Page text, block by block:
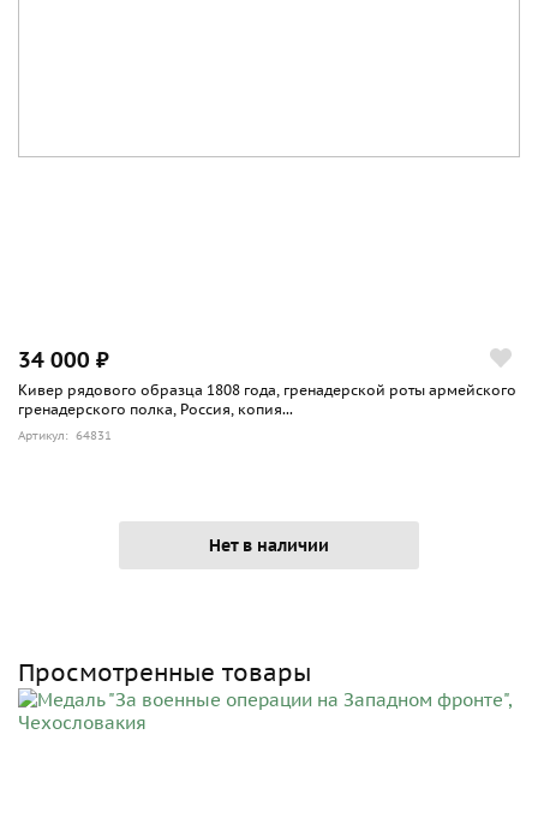
34 000 ₽
Кивер рядового образца 1808 года, гренадерской роты армейского
гренадерского полка, Россия, копия...
Артикул: 64831
Нет в наличии
Просмотренные товары